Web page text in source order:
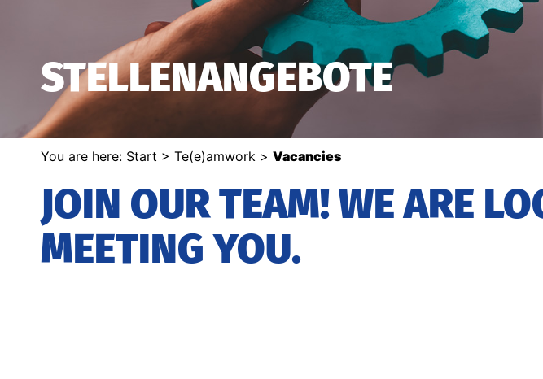
STELLENANGEBOTE
You are here: Start > Te(e)amwork > Vacancies
JOIN OUR TEAM! WE ARE
MEETING YOU.